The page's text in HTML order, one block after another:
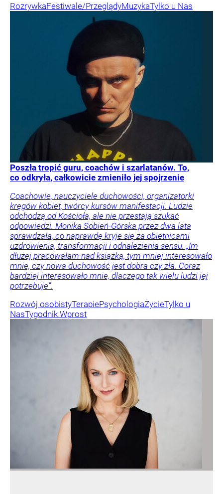
RozrywkaFestiwale/PrzeglądyMuzykaTylko u Nas
Poszła tropić guru, coachów i szarlatanów. To,
co odkryła, całkowicie zmieniło jej spojrzenie
Coachowie, nauczyciele duchowości, organizatorki
kręgów kobiet, twórcy kursów manifestacji. Ludzie
odchodzą od Kościoła, ale nie przestają szukać
odpowiedzi. Monika Sobień-Górska przez dwa lata
sprawdzała, co naprawdę kryje się za obietnicami
uzdrowienia, transformacji i odnalezienia sensu. „Im
dłużej pracowałam nad książką, tym mniej interesowało
mnie, czy nowa duchowość jest dobra czy zła. Coraz
bardziej interesowało mnie, dlaczego tak wielu ludzi jej
potrzebuje”.
Rozwój osobistyTerapiePsychologiaŻycieTylko u
NasTygodnik Wprost